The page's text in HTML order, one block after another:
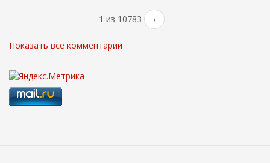
1 из 10783 ›
Показать все комментарии